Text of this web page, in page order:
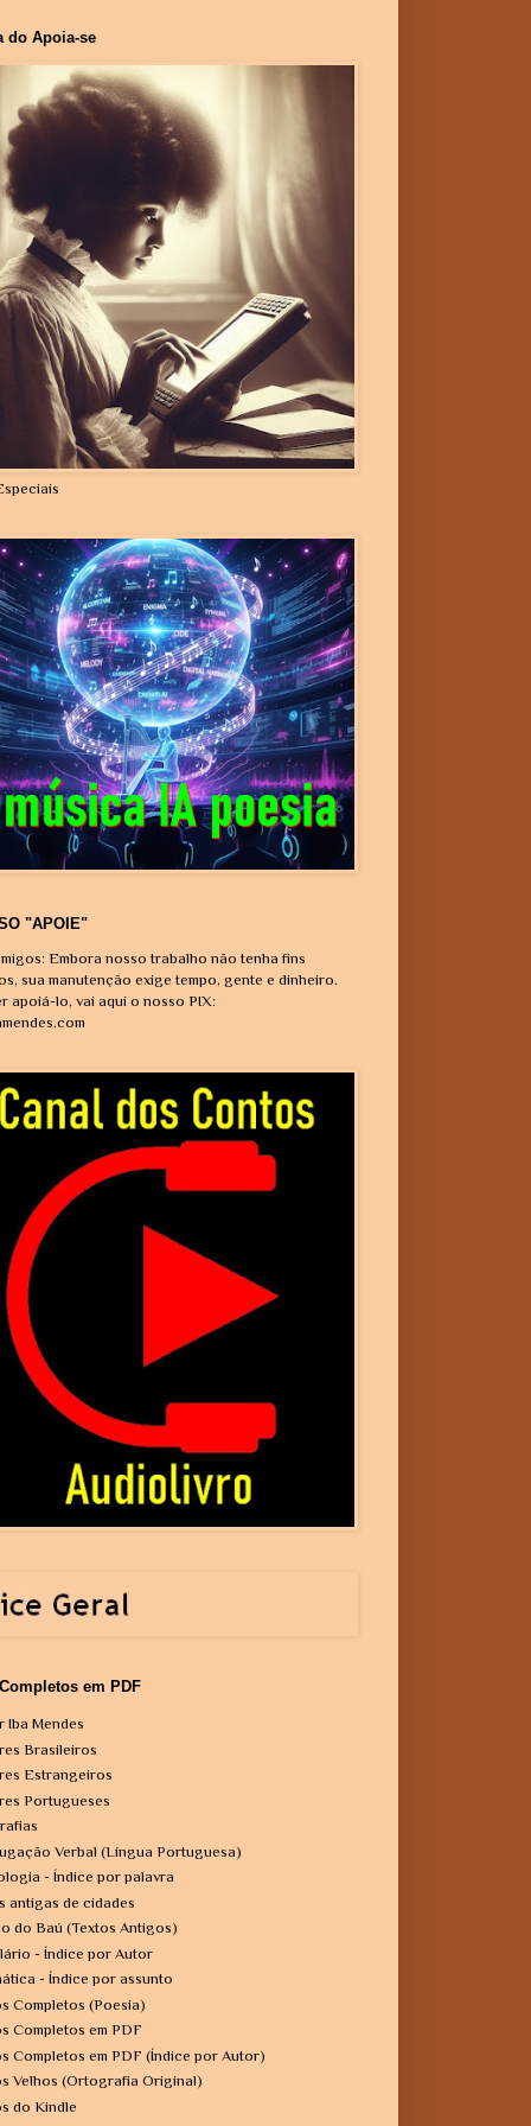
do Apoia-se
"APOIE"
Embora nosso trabalho não tenha fins
sua manutenção exige tempo, gente e dinheiro.
apoiá-lo, vai aqui o nosso PIX:
em PDF
Iba Mendes
Brasileiros
Estrangeiros
Portugueses
Verbal (Língua Portuguesa)
- Índice por palavra
antigas de cidades
do Baú (Textos Antigos)
- Índice por Autor
- Índice por assunto
Completos (Poesia)
Completos em PDF
Completos em PDF (Índice por Autor)
Velhos (Ortografia Original)
do Kindle